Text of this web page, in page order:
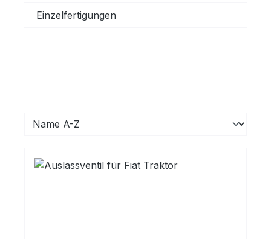
Einzelfertigungen